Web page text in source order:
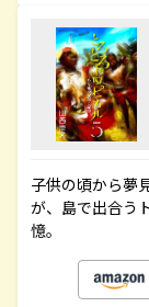
子供の頃から夢
が、島で出合う
憶。